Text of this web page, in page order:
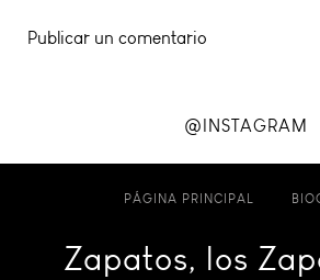
Publicar un comentario
@INSTAGRAM
PÁGINA PRINCIPAL
Zapatos, los